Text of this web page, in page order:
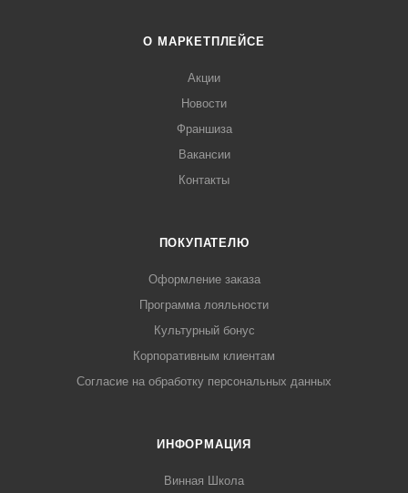
О МАРКЕТПЛЕЙСЕ
Акции
Новости
Франшиза
Вакансии
Контакты
ПОКУПАТЕЛЮ
Оформление заказа
Программа лояльности
Культурный бонус
Корпоративным клиентам
Согласие на обработку персональных данных
ИНФОРМАЦИЯ
Винная Школа